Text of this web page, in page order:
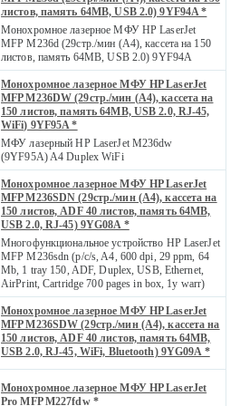
листов, память 64MB, USB 2.0) 9YF94A *
Монохромное лазерное МФУ HP LaserJet
MFP M236d (29стр./мин (А4), кассета на 150
листов, память 64MB, USB 2.0) 9YF94A
Монохромное лазерное МФУ HP LaserJet
MFP M236DW (29стр./мин (А4), кассета на
150 листов, память 64MB, USB 2.0, RJ-45,
WiFi) 9YF95A *
МФУ лазерный HP LaserJet M236dw
(9YF95A) A4 Duplex WiFi
Монохромное лазерное МФУ HP LaserJet
MFP M236SDN (29стр./мин (А4), кассета на
150 листов, ADF 40 листов, память 64MB,
USB 2.0, RJ-45) 9YG08A *
Многофункциональное устройство HP LaserJet
MFP M236sdn (p/c/s, A4, 600 dpi, 29 ppm, 64
Mb, 1 tray 150, ADF, Duplex, USB, Ethernet,
AirPrint, Cartridge 700 pages in box, 1y warr)
Монохромное лазерное МФУ HP LaserJet
MFP M236SDW (29стр./мин (А4), кассета на
150 листов, ADF 40 листов, память 64MB,
USB 2.0, RJ-45, WiFi, Bluetooth) 9YG09A *
Монохромное лазерное МФУ HP LaserJet
Pro MFP M227fdw *